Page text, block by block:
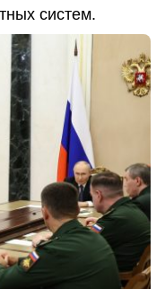
систем.